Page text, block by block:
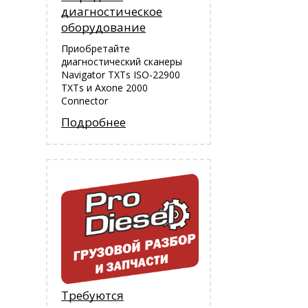
диагностическое
оборудование
Приобретайте
диагностический сканеры
Navigator TXTs ISO-22900
TXTs и Аxone 2000
Connector
Подробнее
Требуются